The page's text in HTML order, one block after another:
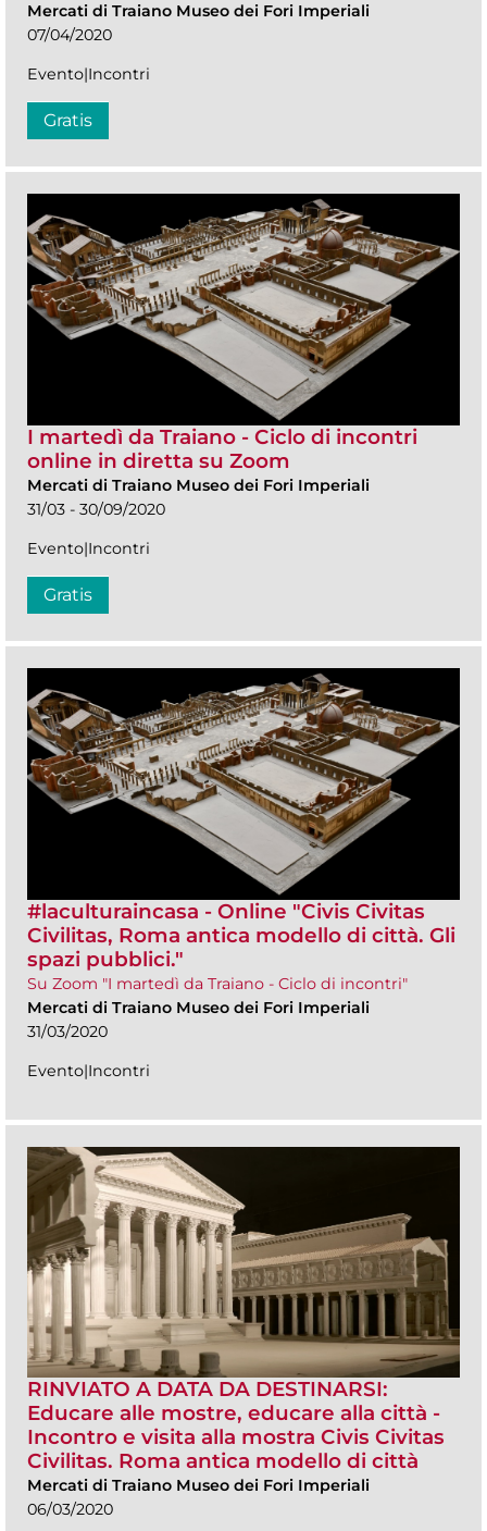
Mercati di Traiano Museo dei Fori Imperiali
07/04/2020
Evento|Incontri
Gratis
I martedì da Traiano - Ciclo di incontri
online in diretta su Zoom
Mercati di Traiano Museo dei Fori Imperiali
31/03 - 30/09/2020
Evento|Incontri
Gratis
#laculturaincasa - Online "Civis Civitas
Civilitas, Roma antica modello di città. Gli
spazi pubblici."
Su Zoom "I martedì da Traiano - Ciclo di incontri"
Mercati di Traiano Museo dei Fori Imperiali
31/03/2020
Evento|Incontri
RINVIATO A DATA DA DESTINARSI:
Educare alle mostre, educare alla città -
Incontro e visita alla mostra Civis Civitas
Civilitas. Roma antica modello di città
Mercati di Traiano Museo dei Fori Imperiali
06/03/2020